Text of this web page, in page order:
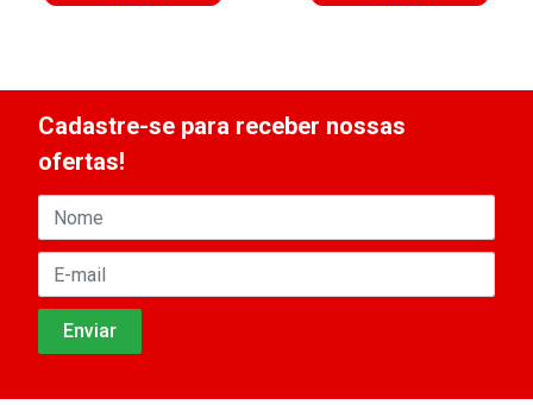
Cadastre-se para receber nossas
ofertas!